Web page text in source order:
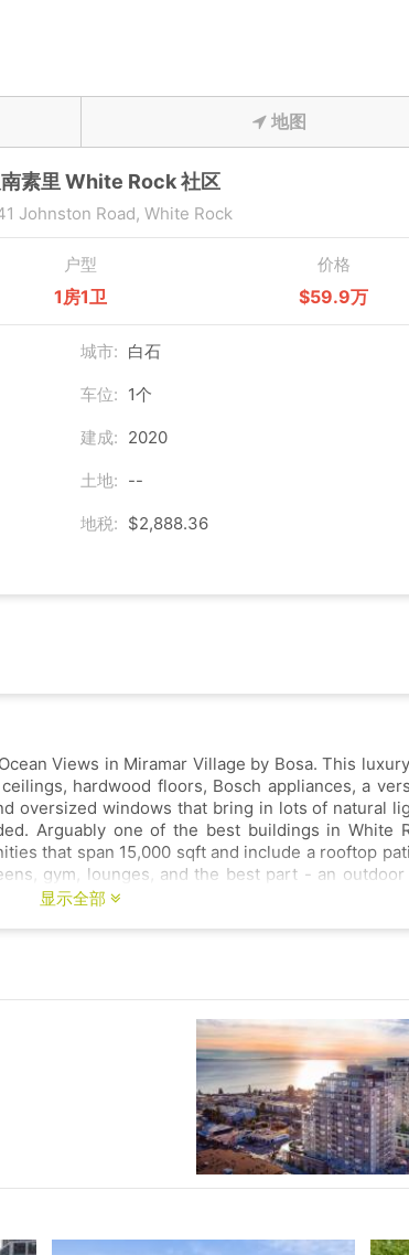
地图
素里 White Rock社区
Johnston Road, White Rock
户型
1房1卫
价格
$59.9万
城市: 白石
车位: 1个
建成: 2020
土地: --
地税: $2,888.36
Views in Miramar Village by Bosa. This
hardwood floors, Bosch appliances, a
oversized windows that bring in lots of natural
Arguably one of the best buildings in White
that span 15,000 sqft and include a rooftop
gym, lounges, and the best part - an outdoor
White Rock coastal living - beach,
显示全部